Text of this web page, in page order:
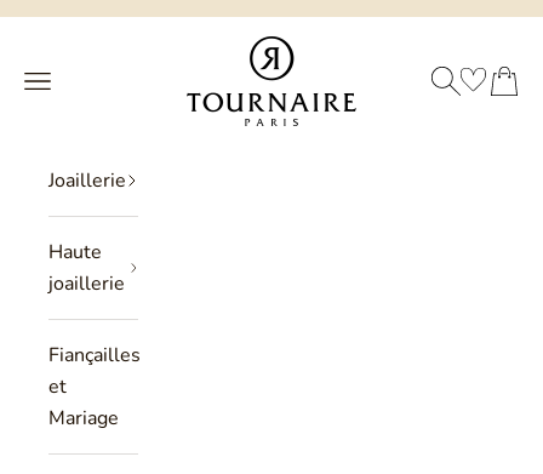
Passer au contenu
Philippe Tournaire
Menu
RECHERCHEPANIER
Joaillerie
Haute
joaillerie
Fiançailles
et
Mariage